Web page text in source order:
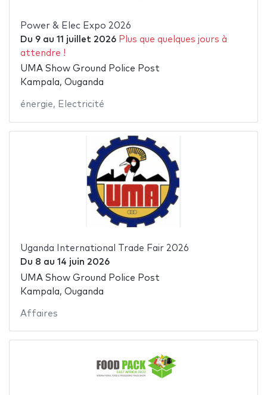
Power & Elec Expo 2026
Du 9au 11 juillet 2026 Plus que quelques jours à
attendre !
UMA Show Ground Police Post
Kampala, Ouganda
énergie, Electricité
Uganda International Trade Fair 2026
Du 8 au 14 juin 2026
UMA Show Ground Police Post
Kampala, Ouganda
Affaires